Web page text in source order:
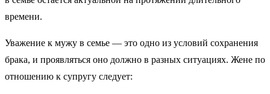
времени.
Уважение к мужу в семье — это одно из условий сохранения
брака, и проявляться оно должно в разных ситуациях. Жене по
отношению к супругу следует: